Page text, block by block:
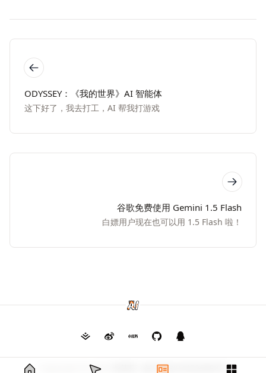
ODYSSEY：《我的世界》AI 智能体
这下好了，我去打工，AI 帮我打游戏
谷歌免费使用 Gemini 1.5 Flash
白嫖用户现在也可以用 1.5 Flash 啦！
Copyright © 2026 渝ICP备2024026682号